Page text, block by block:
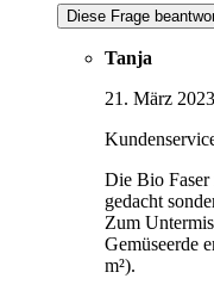
Diese Frage
Tanja
21. März 2023
Die Bio Faser
gedacht
Zum
Gemüseerde
m²).